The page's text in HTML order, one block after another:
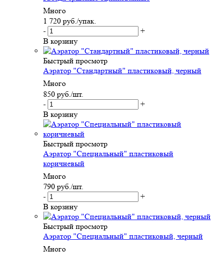
Много
1 720 руб./упак.
-
+
В корзину
Быстрый просмотр
Аэратор "Стандартный" пластиковый, черный
Много
850 руб. /шт.
-
+
В корзину
Быстрый просмотр
Аэратор "Специальный" пластиковый
коричневый
Много
790 руб./шт.
-
+
В корзину
Быстрый просмотр
Аэратор "Специальный" пластиковый, черный
Много